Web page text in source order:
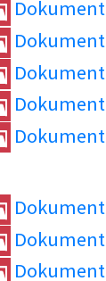
Dokument
Dokument
Dokument
Dokument
Dokument
Dokument
Dokument
Dokument